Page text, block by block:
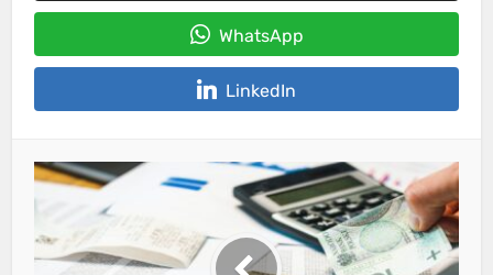
WhatsApp
LinkedIn